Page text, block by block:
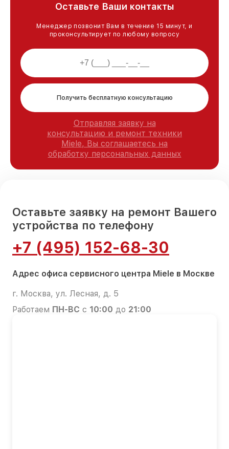
Оставьте Ваши контакты
Менеджер позвонит Вам в течение 15 минут, и
проконсультирует по любому вопросу
Получить бесплатную консультацию
Отправляя заявку на
консультацию и ремонт техники
Miele, Вы соглашаетесь на
обработку персональных данных
Оставьте заявку на ремонт Вашего
устройства по телефону
+7 (495) 152-68-30
Адрес офиса сервисного центра Miele в Москве
г. Москва, ул. Лесная, д. 5
Работаем ПН-ВС с 10:00 до 21:00